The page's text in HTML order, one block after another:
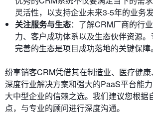
灵活性，以支持企业未来3-5年的业务
关注服务与生态：了解CRM厂商的行
力、客户成功体系以及生态伙伴资源
完善的生态是项目成功落地的关键保障。
纷享销客CRM凭借其在制造业、医疗健
深度行业解决方案和强大的PaaS平台能
大中型企业的信赖之选。我们建议您根据
点，与专业的顾问进行深度沟通。